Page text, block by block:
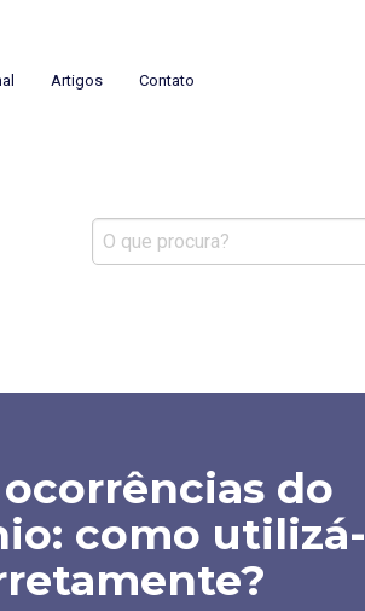
Artigos Contato
do
como utilizá-